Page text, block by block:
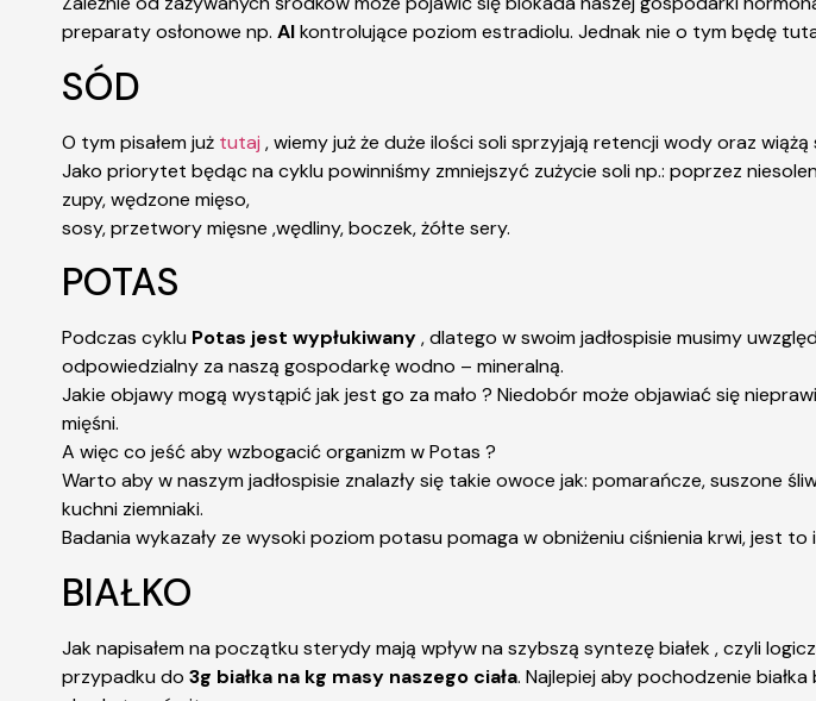
preparaty osłonowe np. AIkontrolujące poziom estradiolu. Jednak nie o tym będę
SÓD
O tym pisałem już tutaj , wiemy już że duże ilości soli sprzyjają retencji wody oraz
Jako priorytet będąc na cyklu powinniśmy zmniejszyć zużycie soli np.: poprzez
zupy, wędzone mięso,
sosy, przetwory mięsne ,wędliny, boczek, żółte sery.
POTAS
Podczas cyklu Potas jest wypłukiwany, dlatego w swoim jadłospisie musimy
odpowiedzialny za naszą gospodarkę wodno – mineralną.
Jakie objawy mogą wystąpić jak jest go za mało ? Niedobór może objawiać się
mięśni.
A więc co jeść aby wzbogacić organizm w Potas ?
Warto aby w naszym jadłospisie znalazły się takie owoce jak: pomarańcze, suszone
kuchni ziemniaki.
Badania wykazały ze wysoki poziom potasu pomaga w obniżeniu ciśnienia krwi, jest
BIAŁKO
Jak napisałem na początku sterydy mają wpływ na szybszą syntezę białek , czyli
przypadku do 3g białka na kg masy naszego ciała. Najlepiej aby pochodzenie